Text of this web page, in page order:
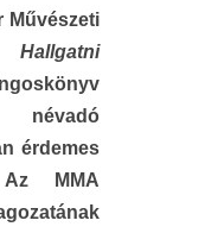
Művészeti
Hallgatni
névadó
érdemes
MMA